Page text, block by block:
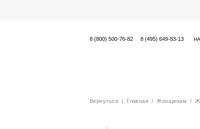
8 (800) 500-76-82 8 (495) 649-83-13
Вернуться| Главная /Женщинам /